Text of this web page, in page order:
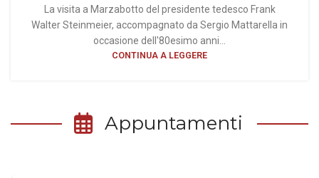
La visita a Marzabotto del presidente tedesco Frank
Walter Steinmeier, accompagnato da Sergio Mattarella in
occasione dell'80esimo anni...
CONTINUA A LEGGERE
Appuntamenti